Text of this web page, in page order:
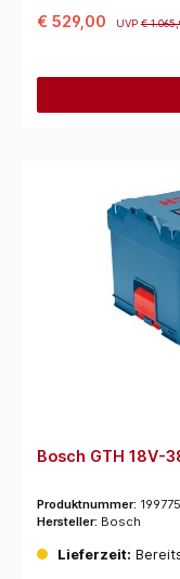
€ 529,00 UVP€
Bosch GTH 18V-
Produktnummer: 199775
Hersteller: Bosch
Lieferzeit: